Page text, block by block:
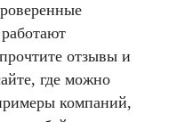
отзывы и
где можно
компаний,